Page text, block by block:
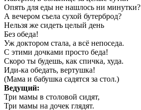
Опять для еды не нашлось ни минутки?
А вечером съела сухой бутерброд?
Нельзя же сидеть целый день
Без обеда!
Уж доктором стала, а всё непоседа.
С этими дочками просто беда!
Скоро ты будешь, как спичка, худа.
Иди-ка обедать, вертушка!
(Мама и бабушка садятся за стол.)
Ведущий:
Три мамы в столовой сидят,
Три мамы на дочек глядят.